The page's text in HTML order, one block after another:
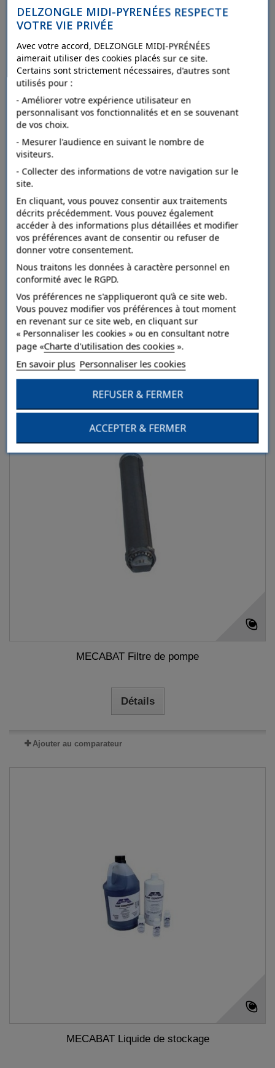
MECABAT Porte-buses
Détails
Ajouter au comparateur
MECABAT Filtre de pompe
Détails
Ajouter au comparateur
MECABAT Liquide de stockage
DELZONGLE MIDI-PYRENÉES RESPECTE
VOTRE VIE PRIVÉE
Avec votre accord, DELZONGLE MIDI-PYRÉNÉES
aimerait utiliser des cookies placés sur ce site.
Certains sont strictement nécessaires, d'autres sont
utilisés pour :
- Améliorer votre expérience utilisateur en
personnalisant vos fonctionnalités et en se souvenant
de vos choix.
- Mesurer l'audience en suivant le nombre de
visiteurs.
- Collecter des informations de votre navigation sur le
site.
En cliquant, vous pouvez consentir aux traitements
décrits précédemment. Vous pouvez également
accéder à des informations plus détaillées et modifier
vos préférences avant de consentir ou refuser de
donner votre consentement.
Nous traitons les données à caractère personnel en
conformité avec le RGPD.
Vos préférences ne s'appliqueront qu’à ce site web.
Vous pouvez modifier vos préférences à tout moment
en revenant sur ce site web, en cliquant sur
« Personnaliser les cookies » ou en consultant notre
page «Charte d'utilisation des cookies».
En savoir plus Personnaliser les cookies
REFUSER & FERMER
ACCEPTER & FERMER